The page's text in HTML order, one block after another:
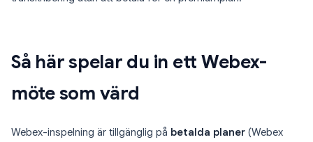
Så här spelar du in ett Webex-
möte som värd
Webex-inspelning är tillgänglig på betalda planer (Webex